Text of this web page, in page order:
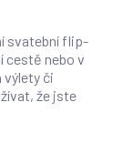
svatební flip-
cestě nebo v
výlety či
že jste